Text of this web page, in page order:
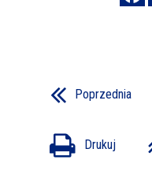
Poprzednia
Drukuj